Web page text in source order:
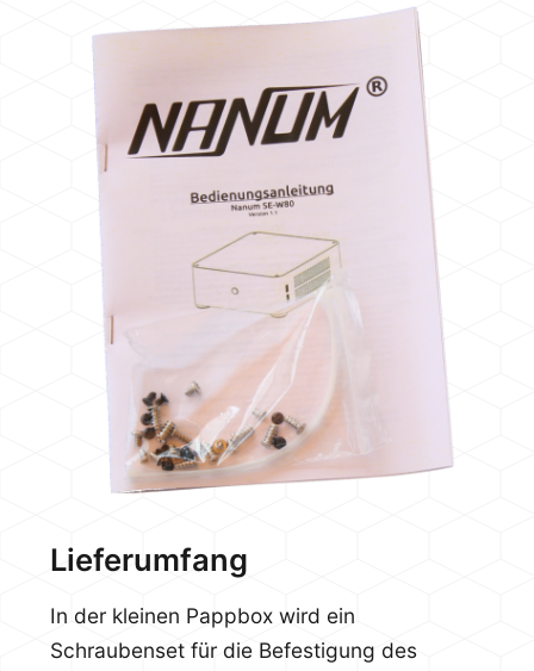
Lieferumfang
In der kleinen Pappbox wird ein
Schraubenset für die Befestigung des